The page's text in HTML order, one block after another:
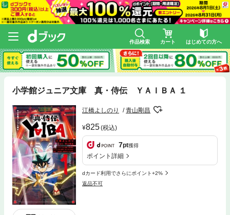
作品検索 カート はじめての方へ
小学館ジュニア文庫 真・侍伝 ＹＡＩＢＡ １
江橋よしのり 青山剛昌
825(税込)
7pt獲得
ポイント詳細
dカード利用でさらにポイント+2%
返品不可